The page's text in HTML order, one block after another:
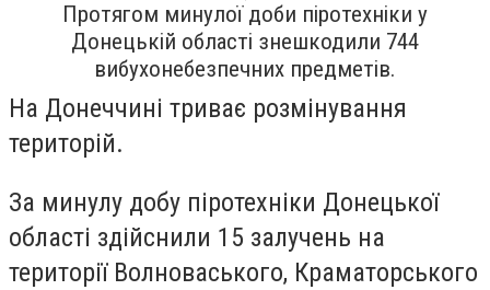
Протягом минулої доби піротехніки у
Донецькій області знешкодили 744
вибухонебезпечних предметів.
На Донеччині триває розмінування
територій.
За минулу добу піротехніки Донецької
області здійснили 15 залучень на
території Волноваського, Краматорського